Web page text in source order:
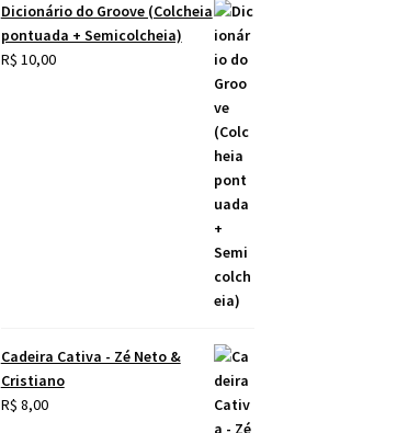
Dicionário do Groove (Colcheia
pontuada + Semicolcheia)
R$ 10,00
Cadeira Cativa - Zé Neto &
Cristiano
R$ 8,00